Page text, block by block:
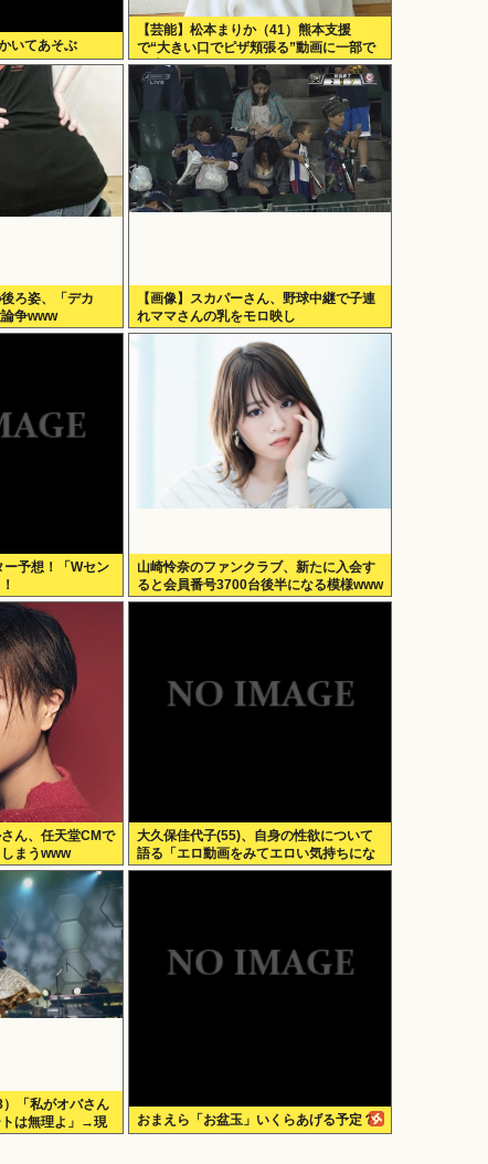
いてあそぶ
【芸能】松本まりか（41）熊本支援
で“大きい口でピザ頬張る”動画に一部で
困惑…“
ろ姿、「デカ
争www
【画像】スカパーさん、野球中継で子連
れママさんの乳をモロ映し
予想！「Wセン
山崎怜奈のファンクラブ、新たに入会す
ると会員番号3700台後半になる模様www
さん、任天堂CMで
まうwww
大久保佳代子(55)、自身の性欲について
語る「エロ動画をみてエロい気持ちにな
る」
）「私がオバさん
トは無理よ」→現
おまえら「お盆玉」いくらあげる予定？